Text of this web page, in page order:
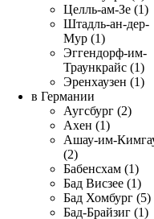
Целль-ам-Зе (1)
Штадль-ан-дер-
Мур (1)
Эггендорф-им-
Траункрайс (1)
Эренхаузен (1)
в Германии
Аугсбург (2)
Ахен (1)
Ашау-им-
(2)
Бабенсхам (1)
Бад Висзее (1)
Бад Хомбург (5)
Бад-Брайзиг (1)